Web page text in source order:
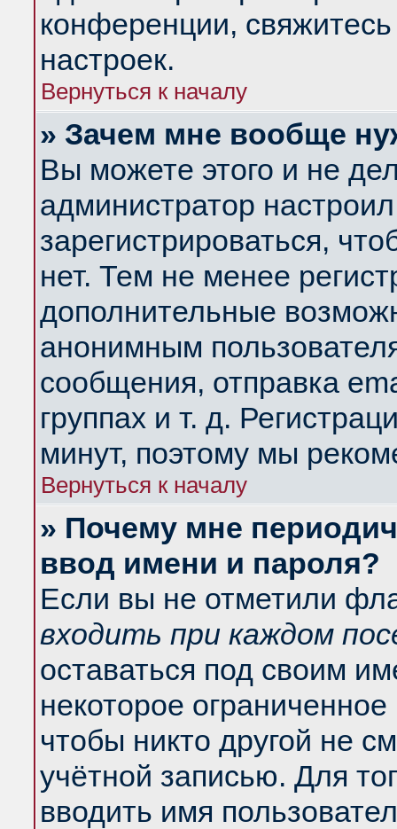
конференции,
настроек.
Вернуться к началу
» Зачем мне вообще
Вы можете этого и не
администратор
зарегистрироваться,
нет. Тем не менее
дополнительные
анонимным
сообщения, отправка
группах и т. д.
минут, поэтому мы
Вернуться к началу
» Почему мне
ввод имени и пароля?
Если вы не отметили
входить при каждом
оставаться под своим
некоторое
чтобы никто другой не
учётной записью. Для
вводить имя